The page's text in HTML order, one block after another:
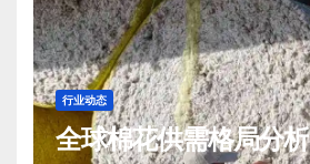
行业动态
全球棉花供需格局分析